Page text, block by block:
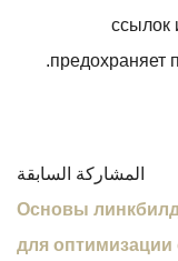
ссылок
предохраняет
المشاركة السابقة
Основы
для оптимизации